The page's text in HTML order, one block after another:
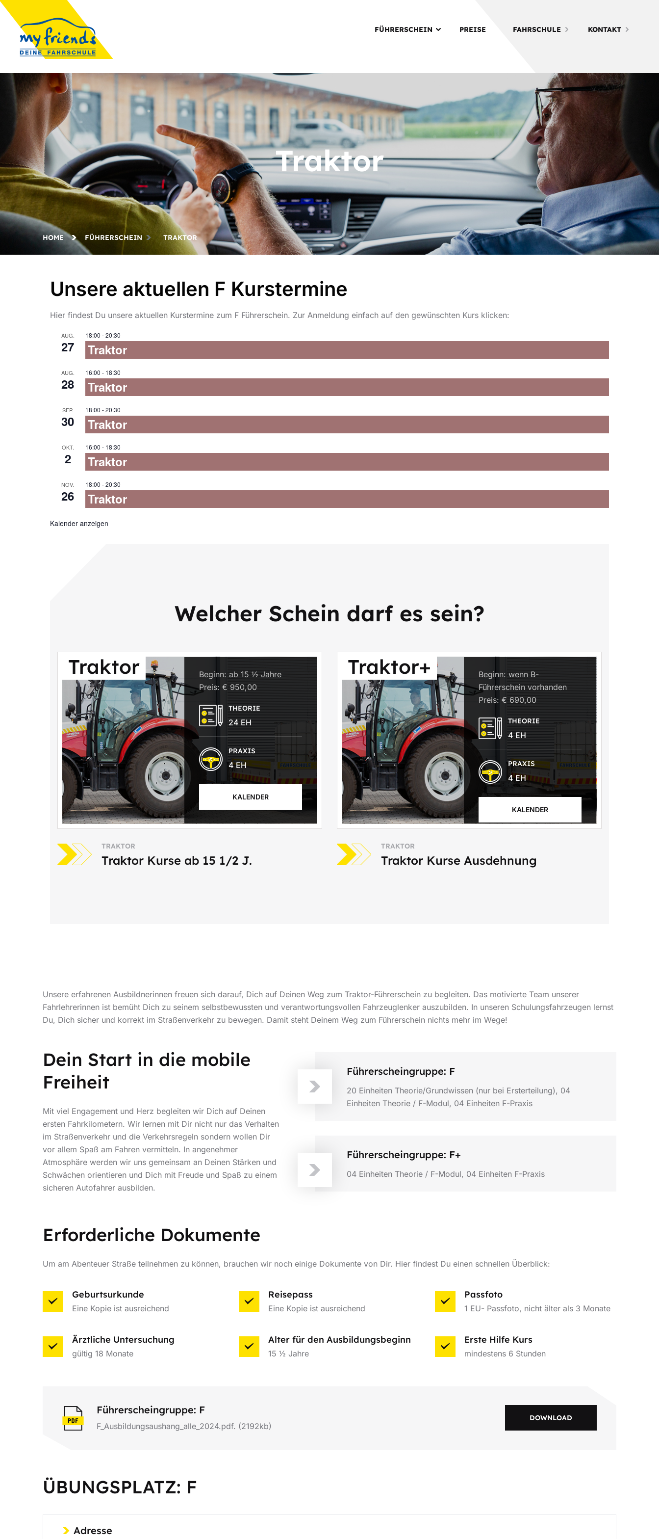
FÜHRERSCHEIN PREISE FAHRSCHULE KONTAKT
Traktor
HOME FÜHRERSCHEIN TRAKTOR
Unsere aktuellen F Kurstermine
Hier findest Du unsere aktuellen Kurstermine zum F Führerschein. Zur Anmeldung einfach auf den gewünschten Kurs klicken:
AUG.
27
18:00 -20:30
Traktor
AUG.
28
16:00 - 18:30
Traktor
SEP.
30
18:00 -20:30
Traktor
OKT.
2
16:00 - 18:30
Traktor
NOV.
26
18:00 -20:30
Traktor
Kalender anzeigen
Welcher Schein darf es sein?
Traktor
Beginn: ab 15 ½ Jahre
Preis: € 950,00
THEORIE
24 EH
PRAXIS
4 EH
KALENDER
TRAKTOR
Traktor Kurse ab 15 1/2 J.
Traktor+
Beginn: wenn B-
Führerschein vorhanden
Preis: € 690,00
THEORIE
4 EH
PRAXIS
4 EH
KALENDER
TRAKTOR
Traktor Kurse Ausdehnung
Unsere erfahrenen Ausbildnerinnen freuen sich darauf, Dich auf Deinen Weg zum Traktor-Führerschein zu begleiten. Das motivierte Team unserer
Fahrlehrerinnen ist bemüht Dich zu seinem selbstbewussten und verantwortungsvollen Fahrzeuglenker auszubilden. In unseren Schulungsfahrzeugen lernst
Du, Dich sicher und korrekt im Straßenverkehr zu bewegen. Damit steht Deinem Weg zum Führerschein nichts mehr im Wege!
Dein Start in die mobile
Freiheit
Mit viel Engagement und Herz begleiten wir Dich auf Deinen
ersten Fahrkilometern. Wir lernen mit Dir nicht nur das Verhalten
im Straßenverkehr und die Verkehrsregeln sondern wollen Dir
vor allem Spaß am Fahren vermitteln. In angenehmer
Atmosphäre werden wir uns gemeinsam an Deinen Stärken und
Schwächen orientieren und Dich mit Freude und Spaß zu einem
sicheren Autofahrer ausbilden.
Führerscheingruppe: F
20 Einheiten Theorie/Grundwissen (nur bei Ersterteilung), 04
Einheiten Theorie / F-Modul, 04 Einheiten F-Praxis
Führerscheingruppe: F+
04 Einheiten Theorie / F-Modul, 04 Einheiten F-Praxis
Erforderliche Dokumente
Um am Abenteuer Straße teilnehmen zu können, brauchen wir noch einige Dokumente von Dir. Hier findest Du einen schnellen Überblick:
Geburtsurkunde
Eine Kopie ist ausreichend
Reisepass
Eine Kopie ist ausreichend
Passfoto
1 EU- Passfoto, nicht älter als 3 Monate
Ärztliche Untersuchung
gültig 18 Monate
Alter für den Ausbildungsbeginn
15 ½ Jahre
Erste Hilfe Kurs
mindestens 6 Stunden
Führerscheingruppe: F
F_Ausbildungsaushang_alle_2024.pdf. (2192kb)
DOWNLOAD
ÜBUNGSPLATZ: F
Adresse